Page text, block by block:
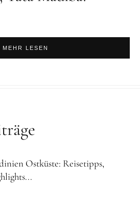
MEHR LESEN
Ostküste: Reisetipps,